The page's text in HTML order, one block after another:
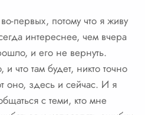
первых, потому что я живу
интереснее, чем вчера
и его не вернуть.
что там будет, никто точно
оно, здесь и сейчас. И я
с теми, кто мне